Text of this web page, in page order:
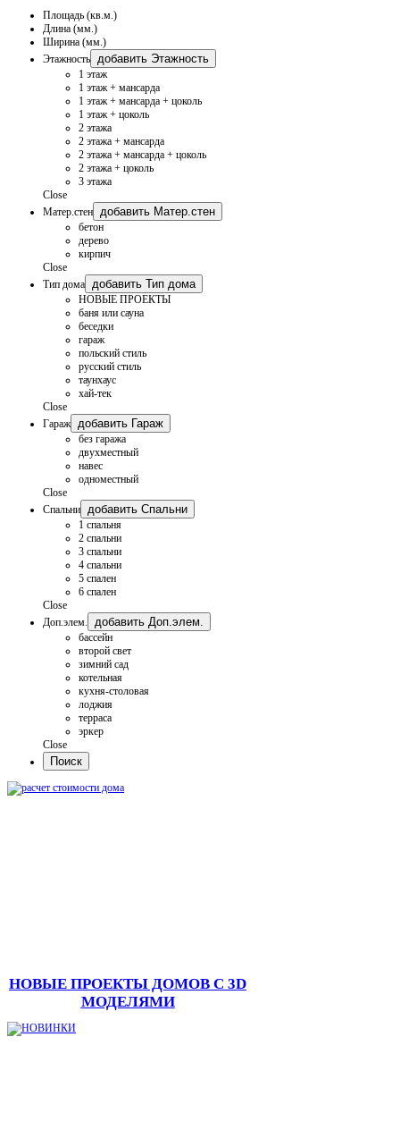
Площадь (кв.м.)
Длина (мм.)
Ширина (мм.)
Этажность
добавить Этажность
1 этаж
1 этаж + мансарда
1 этаж + мансарда + цоколь
1 этаж + цоколь
2 этажа
2 этажа + мансарда
2 этажа + мансарда + цоколь
2 этажа + цоколь
3 этажа
Close
Матер.стен
добавить Матер.стен
бетон
дерево
кирпич
Close
Тип дома
добавить Тип дома
НОВЫЕ ПРОЕКТЫ
баня или сауна
беседки
гараж
польский стиль
русский стиль
таунхаус
хай-тек
Close
Гараж
добавить Гараж
без гаража
двухместный
навес
одноместный
Close
Спальни
добавить Спальни
1 спальня
2 спальни
3 спальни
4 спальни
5 спален
6 спален
Close
Доп.элем.
добавить Доп.элем.
бассейн
второй свет
зимний сад
котельная
кухня-столовая
лоджия
терраса
эркер
Close
НОВЫЕ ПРОЕКТЫ ДОМОВ С 3D
МОДЕЛЯМИ